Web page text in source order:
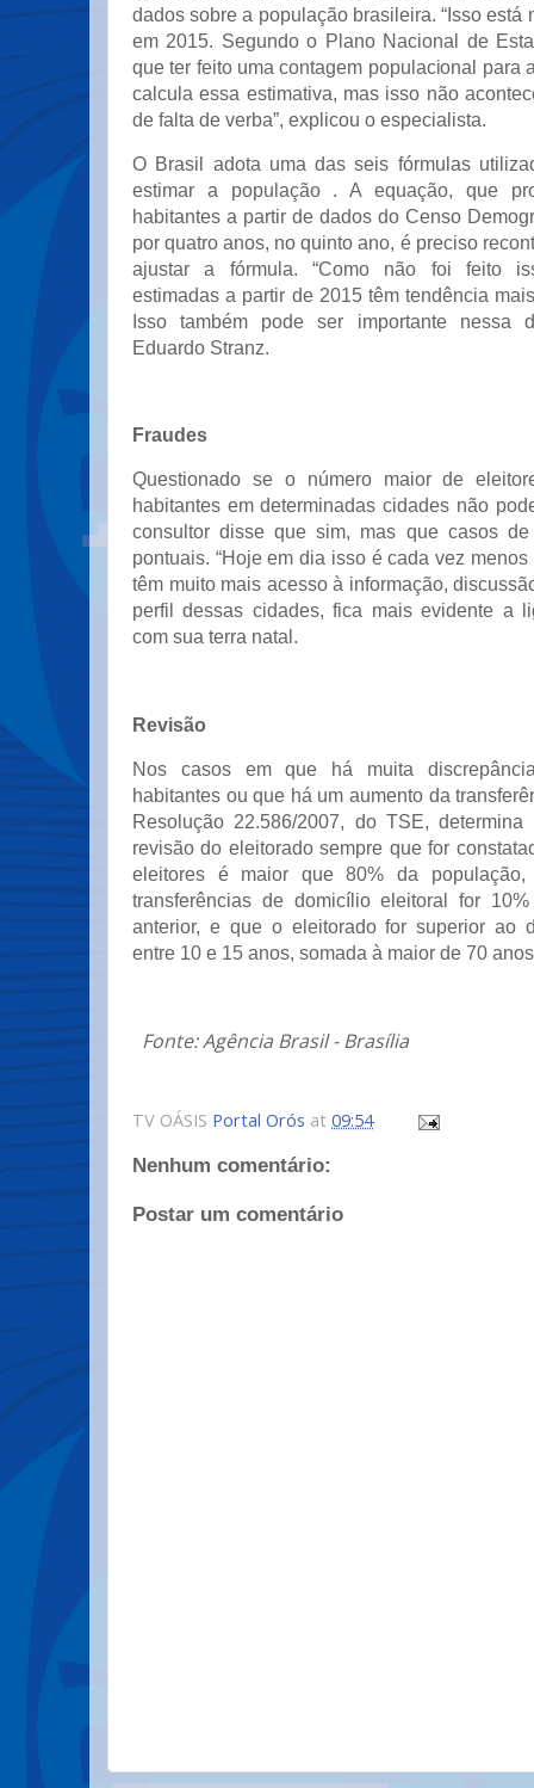
dados sobre a população brasileira. “Isso está
em 2015. Segundo o Plano Nacional de
que ter feito uma contagem populacional para
calcula essa estimativa, mas isso não
de falta de verba”, explicou o especialista.
O Brasil adota uma das seis fórmulas
estimar a população . A equação, que
habitantes a partir de dados do Censo
por quatro anos, no quinto ano, é preciso
ajustar a fórmula. “Como não foi feito
estimadas a partir de 2015 têm tendência
Isso também pode ser importante nessa
Eduardo Stranz.
Fraudes
Questionado se o número maior de
habitantes em determinadas cidades não
consultor disse que sim, mas que casos
pontuais. “Hoje em dia isso é cada vez
têm muito mais acesso à informação,
perfil dessas cidades, fica mais evidente a
com sua terra natal.
Revisão
Nos casos em que há muita
habitantes ou que há um aumento da
Resolução 22.586/2007, do TSE,
revisão do eleitorado sempre que for
eleitores é maior que 80% da
transferências de domicílio eleitoral for
anterior, e que o eleitorado for superior ao
entre 10 e 15 anos, somada à maior de 70
Fonte: Agência Brasil - Brasília
TV OÁSIS Portal Orós at 09:54
Nenhum comentário:
Postar um comentário